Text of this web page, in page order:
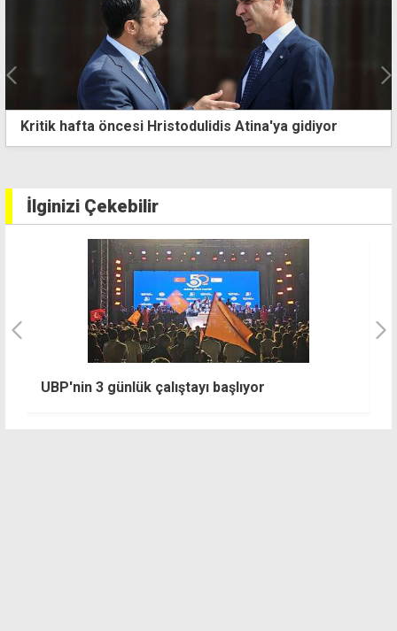
Kaldırıma çıkan alkollü sürücü tutuklandı
İlginizi Çekebilir
UBP'nin 3 günlük çalıştayı başlıyor